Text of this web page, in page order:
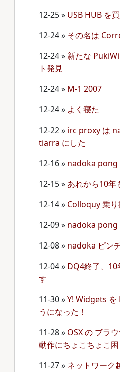
12-25» USB HUB を
12-24» その名は
12-24» 新たな
ト発見
12-24» M-1 2007
12-24» よく寝た
12-22» irc proxy は
tiarra にした
12-16» nadoka pong
12-15» あれから10年
12-14» Colloquy 乗
12-09» nadoka pong
12-08» nadoka ピン
12-04» DQ4終了、10
す
11-30»Y! Widgets を
うになった！
11-28» OSX の ブラ
動作にちょこちょこ困
11-27» ネットワーク